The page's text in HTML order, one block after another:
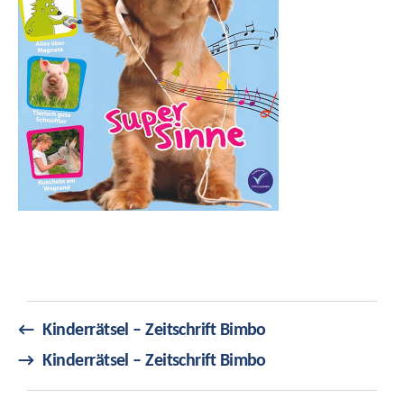
← Kinderrätsel – Zeitschrift Bimbo
→ Kinderrätsel – Zeitschrift Bimbo